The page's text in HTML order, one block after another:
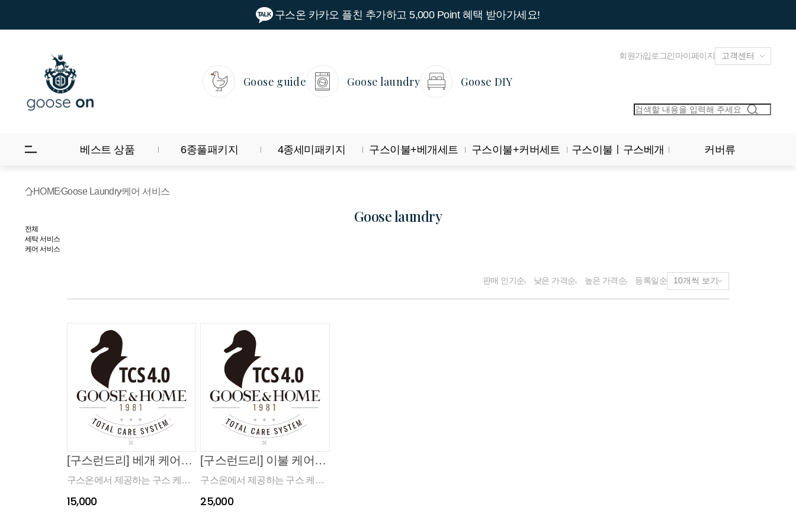
구스온 카카오 플친 추가하고 5,000 Point 혜택 받아가세요!
Goose guide Goose laundry Goose DIY
회원가입로그인마이페이지
베스트 상품 6종풀패키지 4종세미패키지 구스이불+베개세트 구스이불+커버세트 구스이불ㅣ구스베개 커버류
HOMEGoose Laundry케어 서비스
goose laundry
전체
세탁 서비스
케어 서비스
판매 인기순 낮은 가격순 높은 가격순 등록일순
[구스런드리] 베개 케어 서비스 (자사 제품만 가능) (품절)
구스온에서 제공하는 구스 케어
서비스입니다. (구스온 제품만 가
15,000
[구스런드리] 이불 케어 서비스 (자사 제품만 가능) (품절)
구스온에서 제공하는 구스 케어
서비스입니다. (구스온 제품만 가
25,000